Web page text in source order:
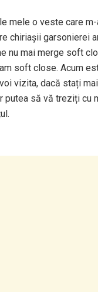
mele o veste care
chiriașii garsonierei
nu mai merge soft
soft close. Acum
vizita, dacă stați
putea să vă treziți cu